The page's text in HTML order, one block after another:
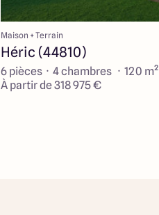
Maison + Terrain
Héric (44810)
6 pièces · 4 chambres · 120 m²
À partir de 318 975 €